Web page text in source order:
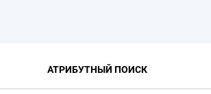
АТРИБУТНЫЙ ПОИСК